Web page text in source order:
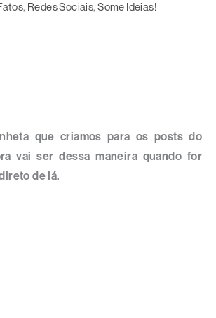
, Redes Sociais, Some Ideias!
que criamos para os posts do
vai ser dessa maneira quando for
de lá.